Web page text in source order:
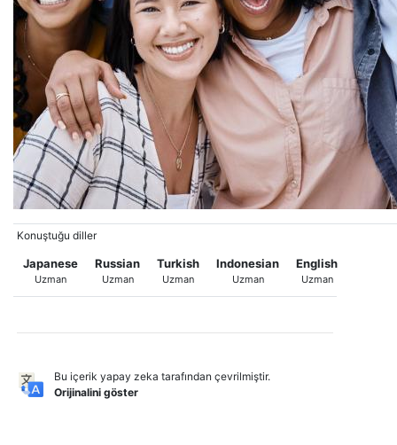
Konuştuğu diller
Japanese
Uzman
Russian
Uzman
Turkish
Uzman
Indonesian
Uzman
English
Uzman
Bu içerik yapay zeka tarafından çevrilmiştir.
Orijinalini göster